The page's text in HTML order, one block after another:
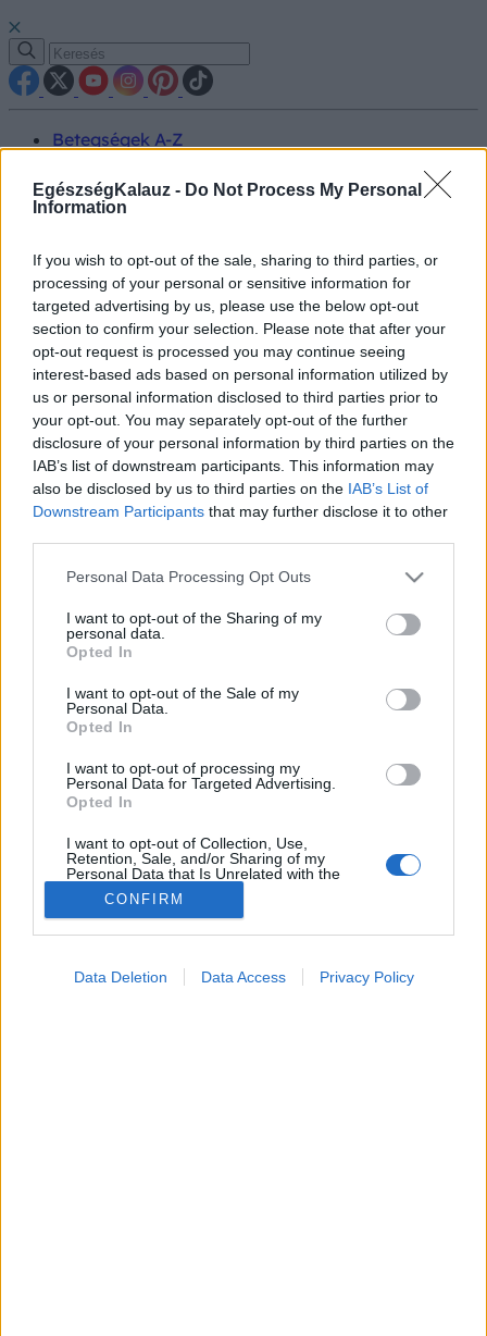
EgészségKalauz - Do Not Process My Personal
Information
If you wish to opt-out of the sale, sharing to third parties, or
processing of your personal or sensitive information for
targeted advertising by us, please use the below opt-out
section to confirm your selection. Please note that after your
opt-out request is processed you may continue seeing
interest-based ads based on personal information utilized by
us or personal information disclosed to third parties prior to
your opt-out. You may separately opt-out of the further
disclosure of your personal information by third parties on the
IAB’s list of downstream participants. This information may
also be disclosed by us to third parties on the IAB’s List of
Downstream Participants that may further disclose it to other
Please note that this website/app uses one or more Google
not limited to your visit or usage behaviour. You may click to
grant or deny consent to Google and its third-party tags to
use your data for below specified purposes in below Google
consent section.
Personal Data Processing Opt Outs
I want to opt-out of the Sharing of my
personal data.
Opted In
I want to opt-out of the Sale of my
Personal Data.
Opted In
I want to opt-out of processing my
Personal Data for Targeted Advertising.
Opted In
I want to opt-out of Collection, Use,
Retention, Sale, and/or Sharing of my
Personal Data that Is Unrelated with the
Purposes for which it was collected.
Opted Out
I want to allow Google to enable storage
CONFIRM
Data Deletion Data Access Privacy Policy
Betegségek A-Z
Vizsgálat
Kezelés
Prevenció
Hírek
Videók
Kisállatok egészsége
#allergia #influenza#cukorbetegség
#orvosmeteorológia#vérnyomás#stroke#rákbetegség
#pajzsmirigy #reflux #ekcéma #herpesz
Regisztráció
Nyugtató